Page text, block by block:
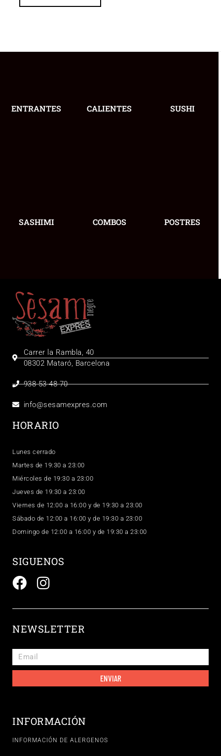
ENTRANTES CALIENTES SUSHI
SASHIMI COMBOS POSTRES
Carrer la Rambla, 40
08302 Mataró, Barcelona
938 53 48 70
info@sesamexpres.com
HORARIO
Lunes cerrado
Martes de 19:30 a 23:00
Miércoles de 19:30 a 23:00
Jueves de 19:30 a 23:00
Viernes de 12:00 a 16:00 y de 19:30 a 23:00
Sábado de 12:00 a 16:00 y de 19:30 a 23:00
Domingo de 12:00 a 16:00 y de 19:30 a 23:00
SIGUENOS
NEWSLETTER
ENVIAR
INFORMACIÓN
INFORMACIÓN DE ALERGENOS